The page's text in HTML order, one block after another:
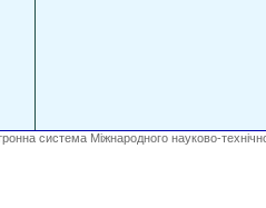
система Міжнародного науково-